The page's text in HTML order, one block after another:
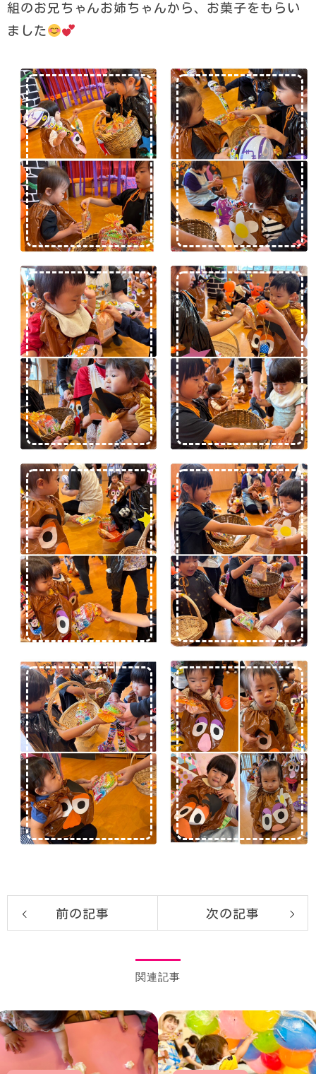
組のお兄ちゃんお姉ちゃんから、お菓子をもらい
ました
前の記事 次の記事
関連記事